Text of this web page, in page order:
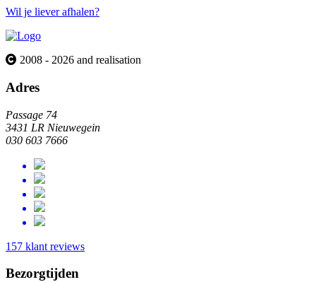
Wil je liever afhalen?
2008 - 2026 and realisation
Adres
Passage 74
3431 LR Nieuwegein
030 603 7666
157 klant reviews
Bezorgtijden